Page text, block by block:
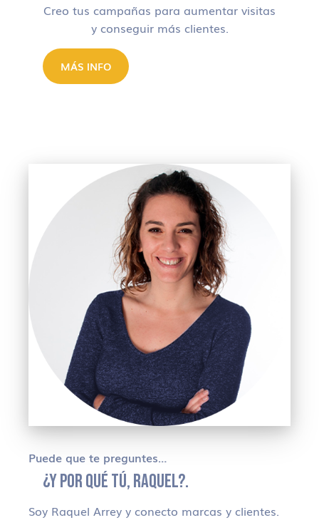
Creo tus campañas para aumentar visitas
y conseguir más clientes.
MÁS INFO
Puede que te preguntes…
¿Y POR QUÉ TÚ, RAQUEL?.
Soy Raquel Arrey y conecto marcas y clientes.